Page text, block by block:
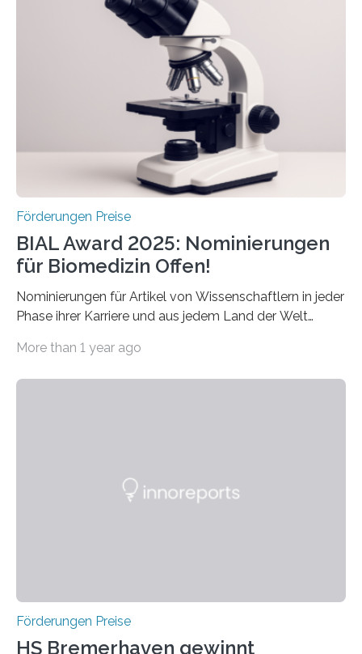
Schlaganfallforschung, um die Behandlung der
Betroffenen zu verbessern. Dazu schreibt sie auch in
diesem Jahr wieder deutschlandweit den Hentschel-
Preis aus. Er richtet sich gezielt an jüngere
Forscherinnen und Forscher unter 40 Jahren. Geehrt
werden soll eine herausragende Doktorarbeit oder eine
hochrangige wissenschaftliche Publikation zum Thema
Förderungen Preise
BIAL Award 2025: Nominierungen
für Biomedizin Offen!
Nominierungen für Artikel von Wissenschaftlern in jeder
Phase ihrer Karriere und aus jedem Land der Welt
Leben gerufen, um die bemerkenswertesten
Foundation, des BIAL Award in Biomedicine ist in
More than 1 year ago
Förderungen Preise
HS Bremerhaven gewinnt